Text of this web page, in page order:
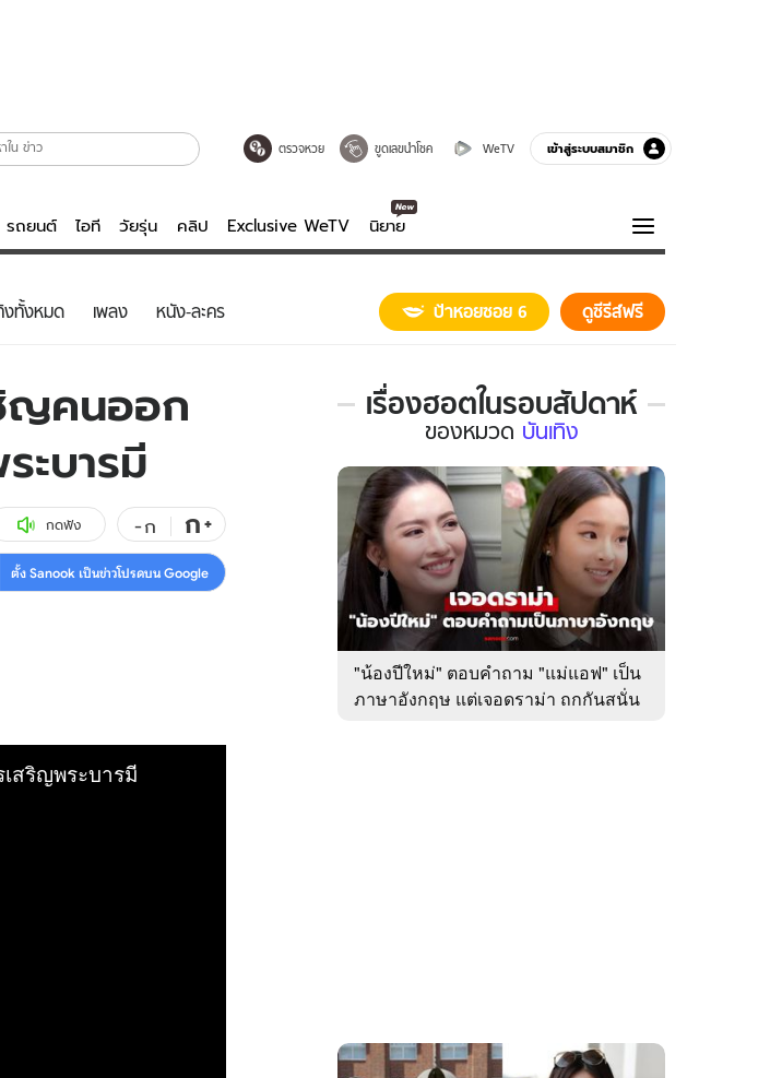
ตรวจหวย ขูดเลขนำโชค WeTV เข้าสู่ระบบสมาชิก
รถยนต์ ไอที วัยรุ่น คลิป Exclusive WeTV นิยาย
ไตล์
กิน
Thailand
บันเทิงครบรส
ดูทีวี
WeTV
Exclusive WeTV
ความรู้รอบตัว
ฮาวทู
งทั้งหมด เพลง หนัง-ละคร ป้าหอยซอย 6 ดูซีรีส์ฟรี
ญคนออก
ะบารมี
กดฟัง -ก ก+
ตั้ง Sanook เป็นข่าวโปรดบน Google
เรื่องฮอตในรอบสัปดาห์
เรื่อง
ใน
รอบ
สัปดาห์
ของ
หมวด
บันเทิง
ของหมวด บันเทิง
"น้องปีใหม่" ตอบคำถาม "แม่แอฟ" เป็น
ภาษาอังกฤษ แต่เจอดราม่า ถกกันสนั่น